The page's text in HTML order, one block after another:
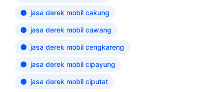
jasa derek mobil cakung
jasa derek mobil cawang
jasa derek mobil cengkareng
jasa derek mobil cipayung
jasa derek mobil ciputat